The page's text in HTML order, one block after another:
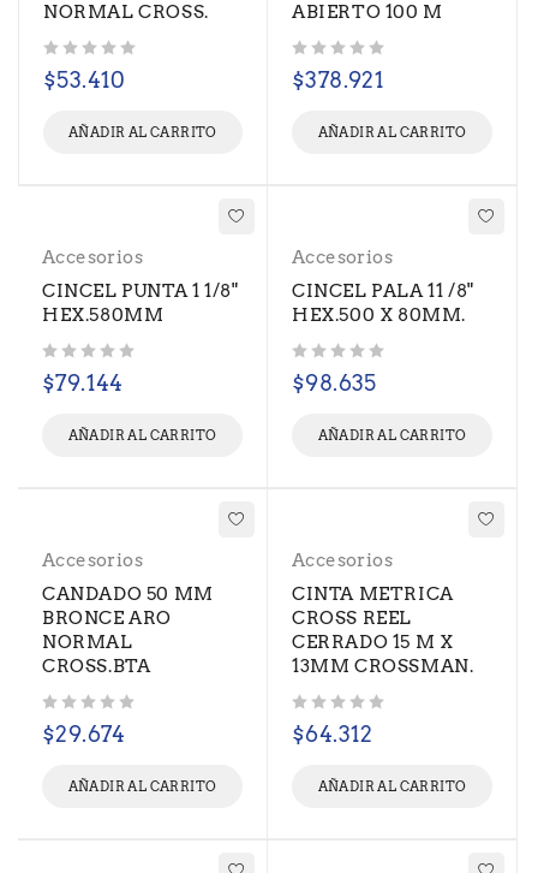
NORMAL CROSS.
$53.410
AÑADIR AL CARRITO
ABIERTO 100 M
$378.921
AÑADIR AL CARRITO
Accesorios
CINCEL PUNTA 1 1/8"
HEX.580MM
$79.144
AÑADIR AL CARRITO
Accesorios
CINCEL PALA 11 /8"
HEX.500 X 80MM.
$98.635
AÑADIR AL CARRITO
Accesorios
CANDADO 50 MM
BRONCE ARO
NORMAL
CROSS.BTA
$29.674
AÑADIR AL CARRITO
Accesorios
CINTA METRICA
CROSS REEL
CERRADO 15 M X
13MM CROSSMAN.
$64.312
AÑADIR AL CARRITO